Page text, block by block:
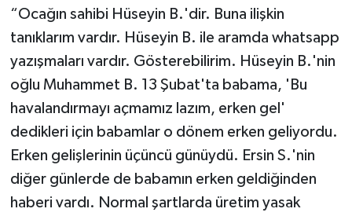
“Ocağın sahibi Hüseyin B.'dir. Buna ilişkin
tanıklarım vardır. Hüseyin B. ile aramda whatsapp
yazışmaları vardır. Gösterebilirim. Hüseyin B.'nin
oğlu Muhammet B. 13 Şubat'ta babama, 'Bu
havalandırmayı açmamız lazım, erken gel'
dedikleri için babamlar o dönem erken geliyordu.
Erken gelişlerinin üçüncü günüydü. Ersin S.'nin
diğer günlerde de babamın erken geldiğinden
haberi vardı. Normal şartlarda üretim yasak